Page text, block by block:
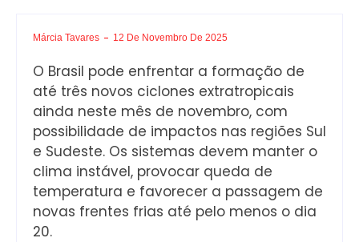
Márcia Tavares 12 De Novembro De 2025
O Brasil pode enfrentar a formação de
até três novos ciclones extratropicais
ainda neste mês de novembro, com
possibilidade de impactos nas regiões Sul
e Sudeste. Os sistemas devem manter o
clima instável, provocar queda de
temperatura e favorecer a passagem de
novas frentes frias até pelo menos o dia
20.